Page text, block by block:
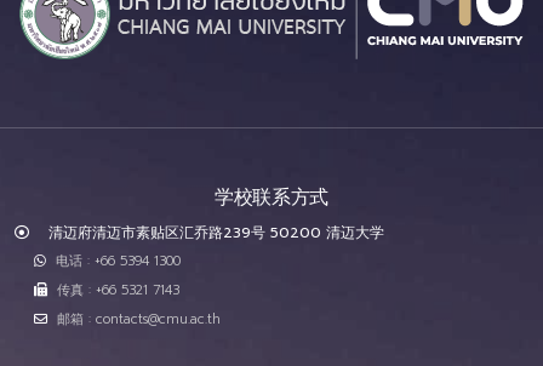
学校联系方式
清迈府清迈市素贴区汇乔路239号 50200 清迈大学
电话 : +66 5394 1300
传真 : +66 5321 7143
邮箱 : contacts@cmu.ac.th